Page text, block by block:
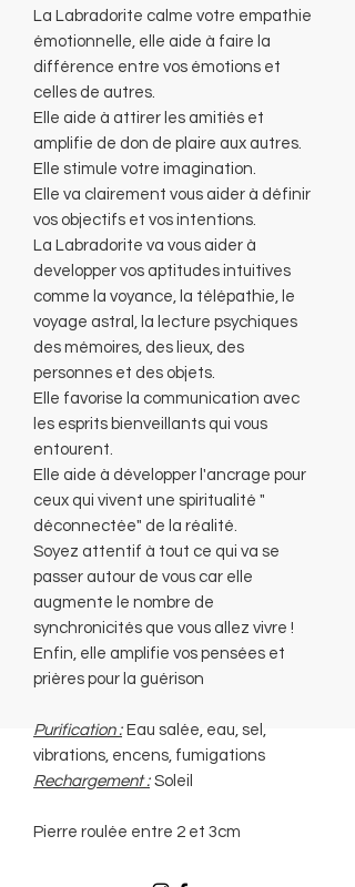
La Labradorite calme votre empathie
émotionnelle, elle aide à faire la
différence entre vos émotions et
celles de autres.
Elle aide à attirer les amitiés et
amplifie de don de plaire aux autres.
Elle stimule votre imagination.
Elle va clairement vous aider à définir
vos objectifs et vos intentions.
La Labradorite va vous aider à
developper vos aptitudes intuitives
comme la voyance, la télépathie, le
voyage astral, la lecture psychiques
des mémoires, des lieux, des
personnes et des objets.
Elle favorise la communication avec
les esprits bienveillants qui vous
entourent.
Elle aide à développer l'ancrage pour
ceux qui vivent une spiritualité "
déconnectée" de la réalité.
Soyez attentif à tout ce qui va se
passer autour de vous car elle
augmente le nombre de
synchronicités que vous allez vivre !
Enfin, elle amplifie vos pensées et
prières pour la guérison
Purification : Eau salée, eau, sel,
vibrations, encens, fumigations
Rechargement : Soleil
Pierre roulée entre 2 et 3cm